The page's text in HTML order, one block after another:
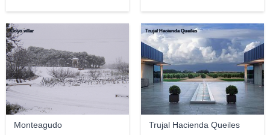
Monteagudo
Goyo villar
Trujal Hacienda Queiles
Trujal Hacienda Queiles